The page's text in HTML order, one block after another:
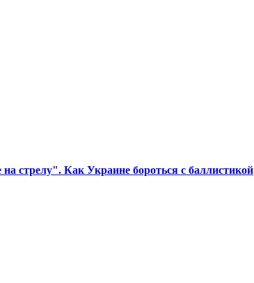
стрелу". Как Украине бороться с баллистикой